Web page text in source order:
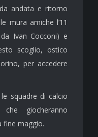
andata e ritorno
mura amiche l’11
Ivan Cocconi) e
scoglio, ostico
per accedere
squadre di calcio
giocheranno
fine maggio.